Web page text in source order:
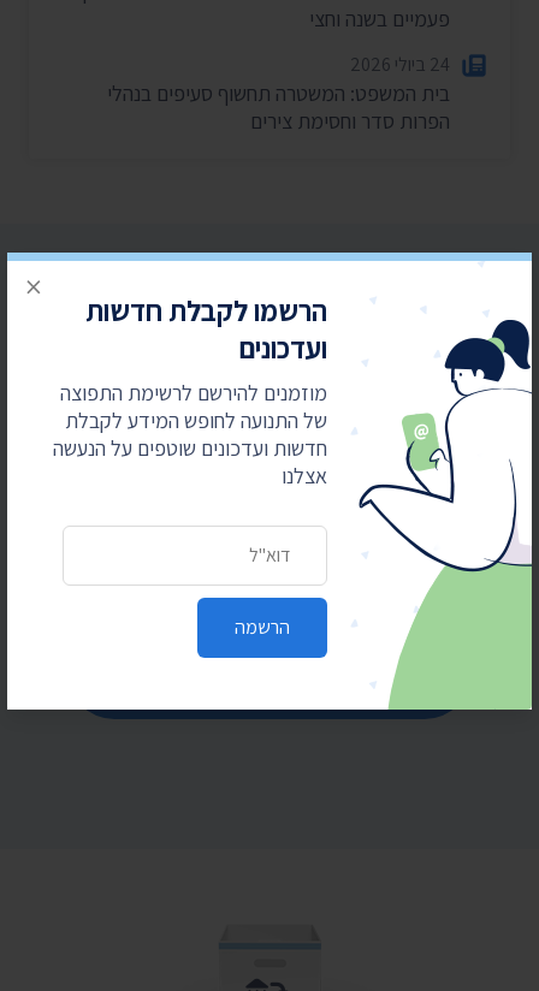
הרשמו לקבלת חדשות
ועדכונים
מוזמנים להירשם לרשימת התפוצה
של התנועה לחופש המידע לקבלת
חדשות ועדכונים שוטפים על הנעשה
אצלנו
הרשמה
×
פעמיים בשנה וחצי
24 ביולי 2026
בית המשפט: המשטרה תחשוף סעיפים בנהלי
הפרות סדר וחסימת צירים
הרשמו לקבלת חדשות ועדכונים
מוזמנים להירשם לרשימת התפוצה של התנועה
לחופש המידע לקבלת חדשות ועדכונים שוטפים על
הנעשה אצלנו
כתובת דואר אלקטרוני